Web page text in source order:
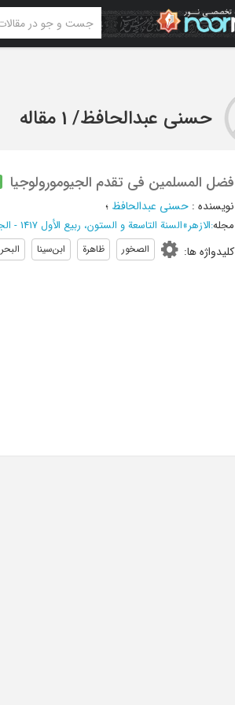
حسنی عبدالحافظ/ 1 مقاله
فضل المسلمین فی تقدم الجیومورولوجیا
نویسنده : حسنی عبدالحافظ ؛
مجله:الازهر»السنة التاسعة و الستون، ربیع الأول 1417 - الجزء 3
کلیدواژه ها: الصخور ظاهرة ابن‌سینا البحر